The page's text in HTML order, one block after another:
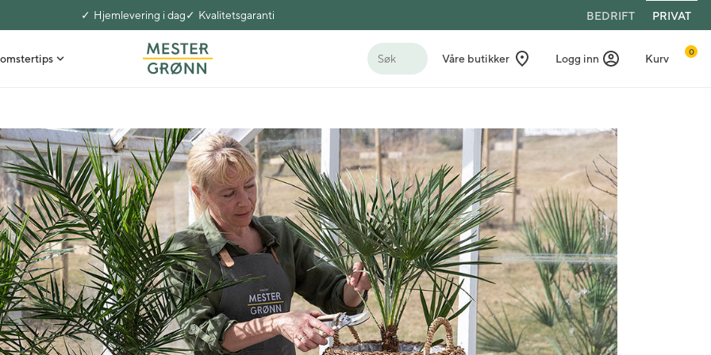
Hjemlevering i dag Kvalitetsgaranti BEDRIFT PRIVAT
Søk Våre butikker Logg inn Kurv
0